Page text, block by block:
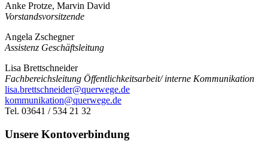
Anke Protze, Marvin David
Vorstandsvorsitzende
Angela Zschegner
Assistenz Geschäftsleitung
Lisa Brettschneider
Fachbereichsleitung Öffentlichkeitsarbeit/​​ interne Kommunikation
lisa.brettschneider@querwege.de
kommunikation@querwege.de
Tel. 03641 /​ 534 21 32
Unsere Kontoverbindung